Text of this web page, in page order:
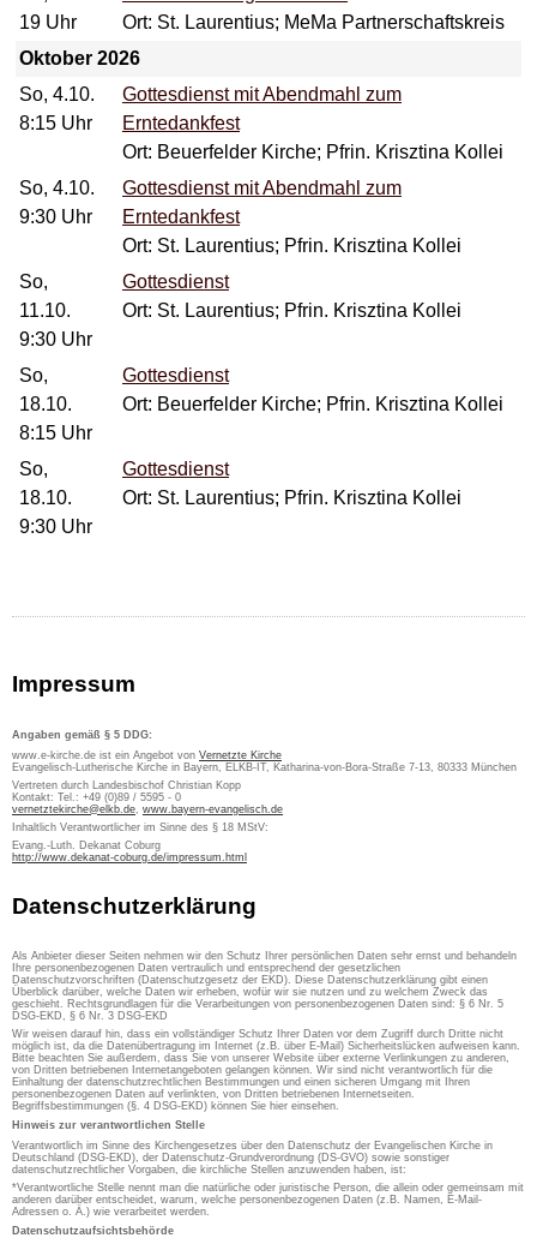
19 Uhr
Ort: St. Laurentius; MeMa Partnerschaftskreis
Oktober 2026
So, 4.10.
8:15 Uhr
Gottesdienst mit Abendmahl zum
Erntedankfest
Ort: Beuerfelder Kirche; Pfrin. Krisztina Kollei
So, 4.10.
9:30 Uhr
Gottesdienst mit Abendmahl zum
Erntedankfest
Ort: St. Laurentius; Pfrin. Krisztina Kollei
So,
11.10.
9:30 Uhr
Gottesdienst
Ort: St. Laurentius; Pfrin. Krisztina Kollei
So,
18.10.
8:15 Uhr
Gottesdienst
Ort: Beuerfelder Kirche; Pfrin. Krisztina Kollei
So,
18.10.
9:30 Uhr
Gottesdienst
Ort: St. Laurentius; Pfrin. Krisztina Kollei
Impressum
Angaben gemäß § 5 DDG:
www.e-kirche.de ist ein Angebot von Vernetzte Kirche
Evangelisch-Lutherische Kirche in Bayern, ELKB-IT, Katharina-von-Bora-Straße 7-13, 80333 München
Vertreten durch Landesbischof Christian Kopp
Kontakt: Tel.: +49 (0)89 / 5595 - 0
vernetztekirche@elkb.de, www.bayern-evangelisch.de
Inhaltlich Verantwortlicher im Sinne des § 18 MStV:
Evang.-Luth. Dekanat Coburg
http://www.dekanat-coburg.de/impressum.html
Datenschutzerklärung
Als Anbieter dieser Seiten nehmen wir den Schutz Ihrer persönlichen Daten sehr ernst und behandeln
Ihre personenbezogenen Daten vertraulich und entsprechend der gesetzlichen
Datenschutzvorschriften (Datenschutzgesetz der EKD). Diese Datenschutzerklärung gibt einen
Überblick darüber, welche Daten wir erheben, wofür wir sie nutzen und zu welchem Zweck das
geschieht. Rechtsgrundlagen für die Verarbeitungen von personenbezogenen Daten sind: § 6 Nr. 5
DSG-EKD, § 6 Nr. 3 DSG-EKD
Wir weisen darauf hin, dass ein vollständiger Schutz Ihrer Daten vor dem Zugriff durch Dritte nicht
möglich ist, da die Datenübertragung im Internet (z.B. über E-Mail) Sicherheitslücken aufweisen kann.
Bitte beachten Sie außerdem, dass Sie von unserer Website über externe Verlinkungen zu anderen,
von Dritten betriebenen Internetangeboten gelangen können. Wir sind nicht verantwortlich für die
Einhaltung der datenschutzrechtlichen Bestimmungen und einen sicheren Umgang mit Ihren
personenbezogenen Daten auf verlinkten, von Dritten betriebenen Internetseiten.
Begriffsbestimmungen (§. 4 DSG-EKD) können Sie hier einsehen.
Hinweis zur verantwortlichen Stelle
Verantwortlich im Sinne des Kirchengesetzes über den Datenschutz der Evangelischen Kirche in
Deutschland (DSG-EKD), der Datenschutz-Grundverordnung (DS-GVO) sowie sonstiger
datenschutzrechtlicher Vorgaben, die kirchliche Stellen anzuwenden haben, ist:
*Verantwortliche Stelle nennt man die natürliche oder juristische Person, die allein oder gemeinsam mit
anderen darüber entscheidet, warum, welche personenbezogenen Daten (z.B. Namen, E-Mail-
Adressen o. Ä.) wie verarbeitet werden.
Datenschutzaufsichtsbehörde